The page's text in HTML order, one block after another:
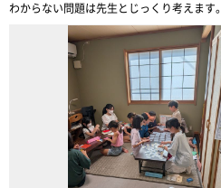
わからない問題は先生とじっくり考えます。